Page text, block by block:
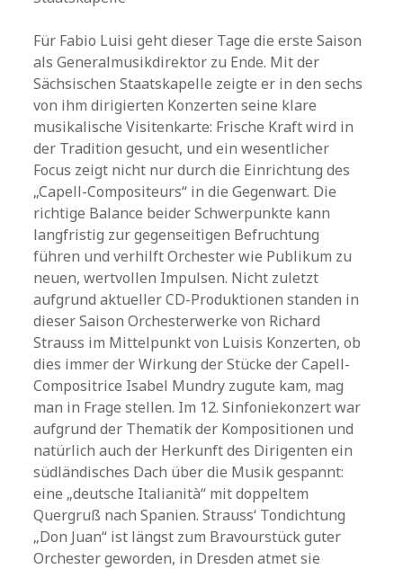
Für Fabio Luisi geht dieser Tage die erste Saison
als Generalmusikdirektor zu Ende. Mit der
Sächsischen Staatskapelle zeigte er in den sechs
von ihm dirigierten Konzerten seine klare
musikalische Visitenkarte: Frische Kraft wird in
der Tradition gesucht, und ein wesentlicher
Focus zeigt nicht nur durch die Einrichtung des
„Capell-Compositeurs“ in die Gegenwart. Die
richtige Balance beider Schwerpunkte kann
langfristig zur gegenseitigen Befruchtung
führen und verhilft Orchester wie Publikum zu
neuen, wertvollen Impulsen. Nicht zuletzt
aufgrund aktueller CD-Produktionen standen in
dieser Saison Orchesterwerke von Richard
Strauss im Mittelpunkt von Luisis Konzerten, ob
dies immer der Wirkung der Stücke der Capell-
Compositrice Isabel Mundry zugute kam, mag
man in Frage stellen. Im 12. Sinfoniekonzert war
aufgrund der Thematik der Kompositionen und
natürlich auch der Herkunft des Dirigenten ein
südländisches Dach über die Musik gespannt:
eine „deutsche Italianità“ mit doppeltem
Quergruß nach Spanien. Strauss‘ Tondichtung
„Don Juan“ ist längst zum Bravourstück guter
Orchester geworden, in Dresden atmet sie